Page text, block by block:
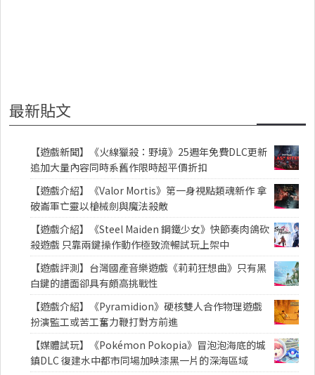
最新貼文
【遊戲新聞】《火線獵殺：野境》25週年免費DLC更新
追加大量內容同時系舊作限時超平價折扣
【遊戲介紹】《Valor Mortis》第一身視點類魂新作 拿
破崙軍亡靈以槍械劍與魔法殺敵
【遊戲介紹】《Steel Maiden 鋼鐵少女》快節奏肉鴿砍
殺遊戲 只靠兩鍵操作動作極致流暢試玩上架中
【遊戲評測】台灣國產音樂遊戲《莉莉狂想曲》只有黑
白鍵的譜面卻具有頗高挑戰性
【遊戲介紹】《Pyramidion》硬核雙人合作物理遊戲
扮演監工或苦工奮力鞭打對方前進
【媒體試玩】《Pokémon Pokopia》冒泡泡海底的城
鎮DLC 復建水中都市同場加映漆黑一片的深海區域